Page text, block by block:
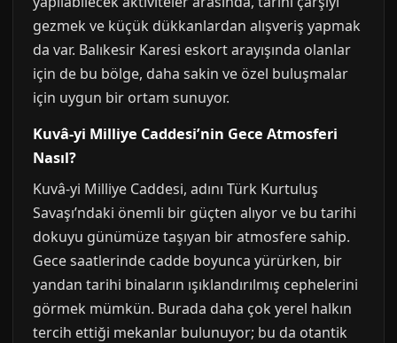
gezmek ve küçük dükkanlardan alışveriş yapmak
da var. Balıkesir Karesi eskort arayışında olanlar
için de bu bölge, daha sakin ve özel buluşmalar
için uygun bir ortam sunuyor.
Kuvâ-yi Milliye Caddesi’nin Gece Atmosferi
Nasıl?
Kuvâ-yi Milliye Caddesi, adını Türk Kurtuluş
Savaşı’ndaki önemli bir güçten alıyor ve bu tarihi
dokuyu günümüze taşıyan bir atmosfere sahip.
Gece saatlerinde cadde boyunca yürürken, bir
yandan tarihi binaların ışıklandırılmış cephelerini
görmek mümkün. Burada daha çok yerel halkın
tercih ettiği mekanlar bulunuyor; bu da otantik